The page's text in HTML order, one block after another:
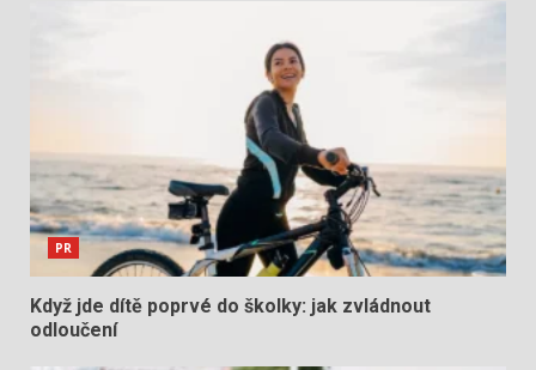
PR
Když jde dítě poprvé do školky: jak zvládnout
odloučení